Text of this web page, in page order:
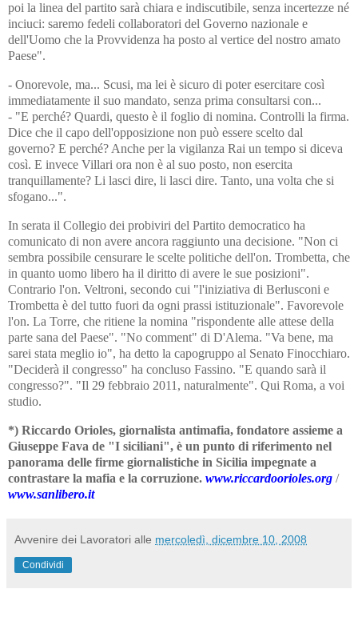
poi la linea del partito sarà chiara e indiscutibile, senza incertezze né
inciuci: saremo fedeli collaboratori del Governo nazionale e
dell'Uomo che la Provvidenza ha posto al vertice del nostro amato
Paese".
- Onorevole, ma... Scusi, ma lei è sicuro di poter esercitare così
immediatamente il suo mandato, senza prima consultarsi con...
- "E perché? Quardi, questo è il foglio di nomina. Controlli la firma.
Dice che il capo dell'opposizione non può essere scelto dal
governo? E perché? Anche per la vigilanza Rai un tempo si diceva
così. E invece Villari ora non è al suo posto, non esercita
tranquillamente? Li lasci dire, li lasci dire. Tanto, una volta che si
sfogano...".
In serata il Collegio dei probiviri del Partito democratico ha
comunicato di non avere ancora raggiunto una decisione. "Non ci
sembra possibile censurare le scelte politiche dell'on. Trombetta, che
in quanto uomo libero ha il diritto di avere le sue posizioni".
Contrario l'on. Veltroni, secondo cui "l'iniziativa di Berlusconi e
Trombetta è del tutto fuori da ogni prassi istituzionale". Favorevole
l'on. La Torre, che ritiene la nomina "rispondente alle attese della
parte sana del Paese". "No comment" di D'Alema. "Va bene, ma
sarei stata meglio io", ha detto la capogruppo al Senato Finocchiaro.
"Deciderà il congresso" ha concluso Fassino. "E quando sarà il
congresso?". "Il 29 febbraio 2011, naturalmente". Qui Roma, a voi
studio.
*) Riccardo Orioles, giornalista antimafia, fondatore assieme a
Giuseppe Fava de "I siciliani", è un punto di riferimento nel
panorama delle firme giornalistiche in Sicilia impegnate a
contrastare la mafia e la corruzione. www.riccardoorioles.org /
www.sanlibero.it
Avvenire dei Lavoratori alle mercoledì, dicembre 10, 2008
Condividi